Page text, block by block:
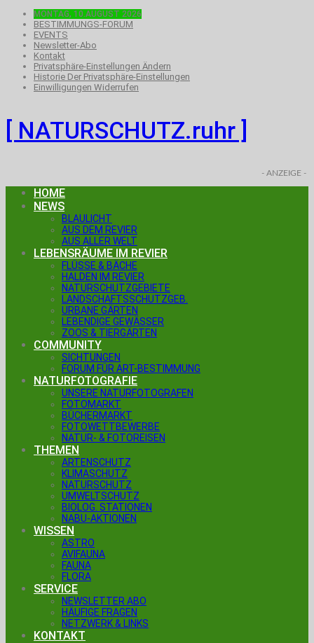
MONTAG, 10.AUGUST 2026
BESTIMMUNGS-FORUM
EVENTS
Newsletter-Abo
Kontakt
Privatsphäre-Einstellungen Ändern
Historie Der Privatsphäre-Einstellungen
Einwilligungen Widerrufen
[ NATURSCHUTZ.ruhr ]
- ANZEIGE -
HOME
NEWS
BLAULICHT
AUS DEM REVIER
AUS ALLER WELT
LEBENSRÄUME IM REVIER
FLÜSSE & BÄCHE
HALDEN IM REVIER
NATURSCHUTZGEBIETE
LANDSCHAFTSSCHUTZGEB.
URBANE GÄRTEN
LEBENDIGE GEWÄSSER
ZOOS & TIERGÄRTEN
COMMUNITY
SICHTUNGEN
FORUM FÜR ART-BESTIMMUNG
NATURFOTOGRAFIE
UNSERE NATURFOTOGRAFEN
FOTOMARKT
BÜCHERMARKT
FOTOWETTBEWERBE
NATUR- & FOTOREISEN
THEMEN
ARTENSCHUTZ
KLIMASCHUTZ
NATURSCHUTZ
UMWELTSCHUTZ
BIOLOG. STATIONEN
NABU-AKTIONEN
WISSEN
ASTRO
AVIFAUNA
FAUNA
FLORA
SERVICE
NEWSLETTER ABO
HÄUFIGE FRAGEN
NETZWERK & LINKS
KONTAKT